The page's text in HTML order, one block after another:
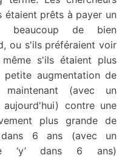
étaient prêts à payer un
beaucoup de bien
ou s'ils préféraient voir
s'ils étaient plus
petite augmentation de
(avec un
aujourd'hui) contre une
plus grande de
6 ans (avec un
‘y’ dans 6 ans)